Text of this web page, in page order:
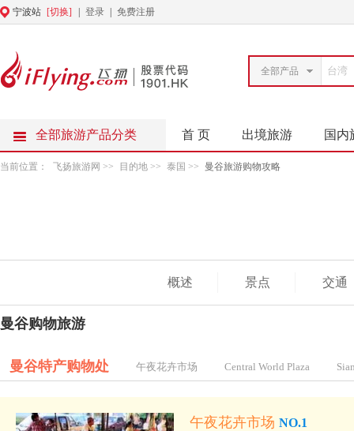
宁波站 [切换] 登录 免费注册
全部产品
全部旅游产品分类 首 页 出境旅游 国内
当前位置： 飞扬旅游网 >> 目的地 >> 泰国 >> 曼谷旅游购物攻略
概述 景点 交通
曼谷购物旅游
曼谷特产购物处 午夜花卉市场 Central World Plaza
午夜花卉市场 NO.1